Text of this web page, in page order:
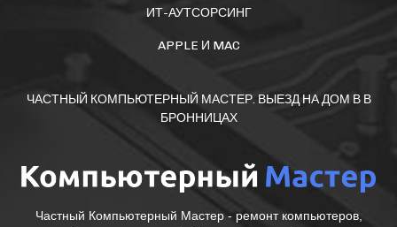
ИТ-АУТСОРСИНГ
APPLE И MAC
ЧАСТНЫЙ КОМПЬЮТЕРНЫЙ МАСТЕР. ВЫЕЗД НА ДОМ В В
БРОННИЦАХ
Частный Компьютерный Мастер - ремонт компьютеров,